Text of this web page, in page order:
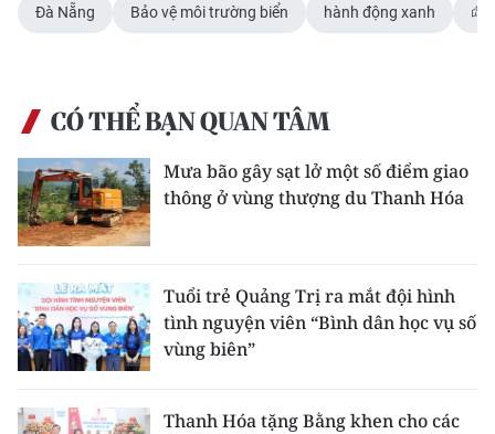
Đà Nẵng Bảo vệ môi trường biển hành động xanh
CÓ THỂ BẠN QUAN TÂM
Mưa bão gây sạt lở một số điểm giao
thông ở vùng thượng du Thanh Hóa
Tuổi trẻ Quảng Trị ra mắt đội hình
tình nguyện viên “Bình dân học vụ số
vùng biên”
Thanh Hóa tặng Bằng khen cho các